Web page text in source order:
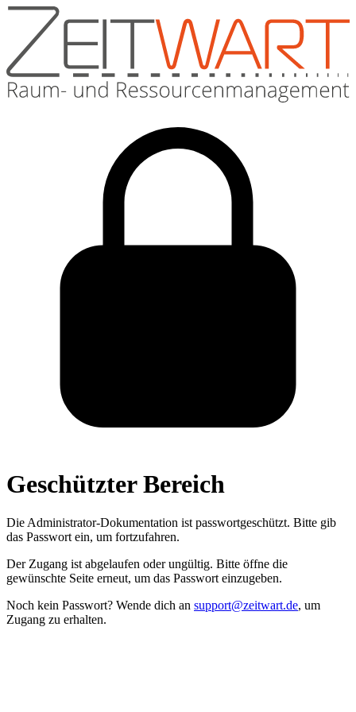
Geschützter Bereich
Die Administrator­-Dokumentation ist passwort­geschützt. Bitte gib
das Passwort ein, um fortzufahren.
Der Zugang ist abgelaufen oder ungültig. Bitte öffne die
gewünschte Seite erneut, um das Passwort einzugeben.
Noch kein Passwort? Wende dich an support@zeitwart.de, um
Zugang zu erhalten.